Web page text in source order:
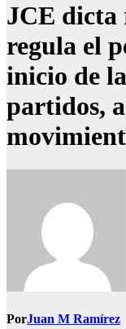
JCE dicta
regula el
inicio de
partidos,
PorJuan M Ramírez